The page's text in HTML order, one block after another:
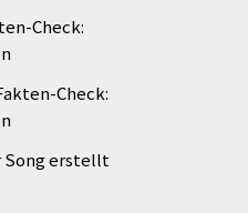
Check:
Check:
Song erstellt